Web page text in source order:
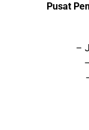
Pusat
–